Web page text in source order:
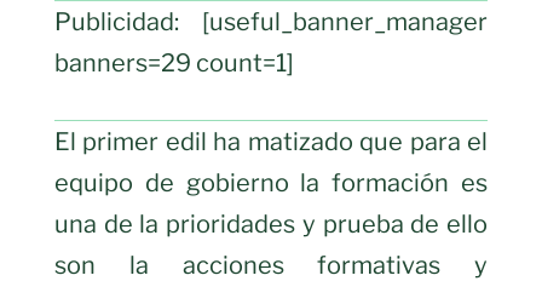
Publicidad: [useful_banner_manager
banners=29 count=1]
El primer edil ha matizado que para el
equipo de gobierno la formación es
una de la prioridades y prueba de ello
son la acciones formativas y